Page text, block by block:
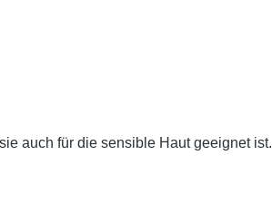
auch für die sensible Haut geeignet ist.